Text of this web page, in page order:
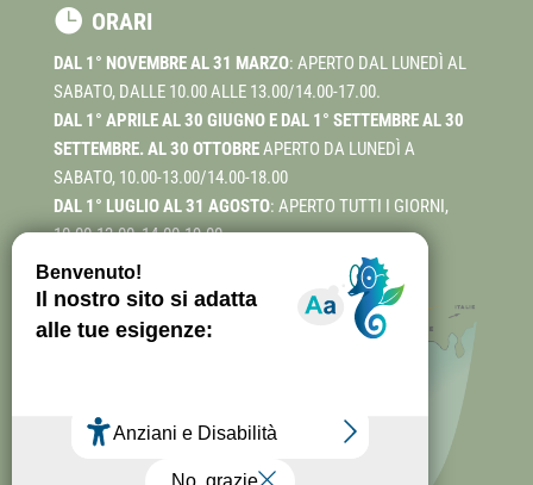
 ORARI
DAL 1° NOVEMBRE AL 31 MARZO: APERTO DAL LUNEDÌ AL
SABATO, DALLE 10.00 ALLE 13.00/14.00-17.00.
DAL 1° APRILE AL 30 GIUGNO E DAL 1° SETTEMBRE AL 30
SETTEMBRE. AL 30 OTTOBREAPERTO DA LUNEDÌ A
SABATO, 10.00-13.00/14.00-18.00
DAL 1° LUGLIO AL 31 AGOSTO: APERTO TUTTI I GIORNI,
10.00-13.00, 14.00-19.00.